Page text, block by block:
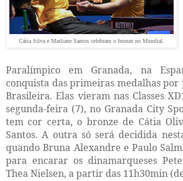
Cátia Silva e Marliane Santos celebram o bronze no Mundial.
Paralímpico em Granada, na
conquista das primeiras medalhas por
Brasileira. Elas vieram nas Classes
segunda-feira (7), no Granada City
tem cor certa, o bronze de Cátia
Santos. A outra só será decidida
quando Bruna Alexandre e Paulo
para encarar os dinamarqueses
Thea Nielsen, a partir das 11h30min